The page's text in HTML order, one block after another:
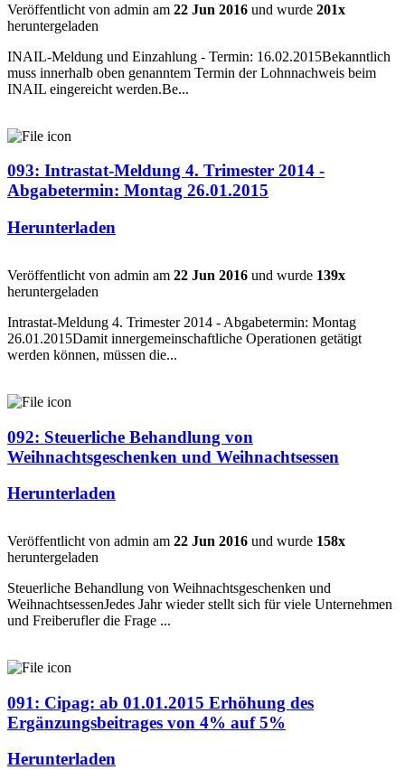
Veröffentlicht von admin am 22 Jun 2016 und wurde 201x
heruntergeladen
INAIL-Meldung und Einzahlung - Termin: 16.02.2015Bekanntlich
muss innerhalb oben genanntem Termin der Lohnnachweis beim
INAIL eingereicht werden.Be...
093: Intrastat-Meldung 4. Trimester 2014 -
Abgabetermin: Montag 26.01.2015
Herunterladen
Veröffentlicht von admin am 22 Jun 2016 und wurde 139x
heruntergeladen
Intrastat-Meldung 4. Trimester 2014 - Abgabetermin: Montag
26.01.2015Damit innergemeinschaftliche Operationen getätigt
werden können, müssen die...
092: Steuerliche Behandlung von
Weihnachtsgeschenken und Weihnachtsessen
Herunterladen
Veröffentlicht von admin am 22 Jun 2016 und wurde 158x
heruntergeladen
Steuerliche Behandlung von Weihnachtsgeschenken und
WeihnachtsessenJedes Jahr wieder stellt sich für viele Unternehmen
und Freiberufler die Frage ...
091: Cipag: ab 01.01.2015 Erhöhung des
Ergänzungsbeitrages von 4% auf 5%
Herunterladen